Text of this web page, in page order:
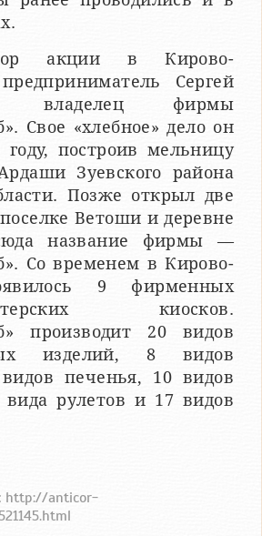
акции в Кирово-
Сергей
владелец фирмы
Свое «хлебное» дело он
построив мельницу
Зуевского района
Позже открыл две
Ветоши и деревне
название фирмы —
Со временем в Кирово-
9 фирменных
киосков.
производит 20 видов
изделий, 8 видов
печенья, 10 видов
рулетов и 17 видов
http://anticor-